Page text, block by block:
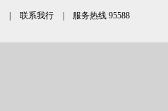
联系我行 | 服务热线 95588